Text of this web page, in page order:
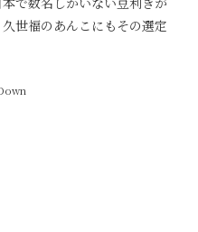
世福のあんこにもその選定